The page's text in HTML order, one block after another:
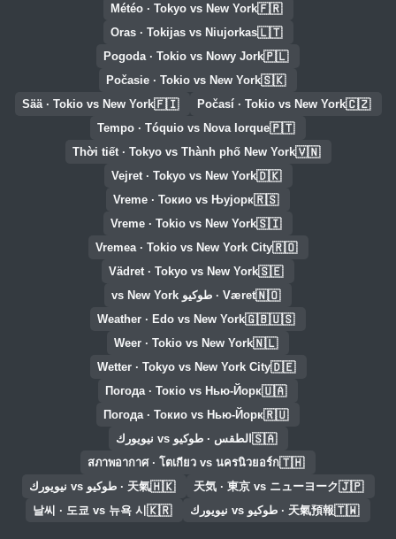
🇫🇷
Météo · Tokyo vs New York
🇱🇹
Oras · Tokijas vs Niujorkas
🇵🇱
Pogoda · Tokio vs Nowy Jork
🇸🇰
Počasie · Tokio vs New York
🇨🇿
Počasí · Tokio vs New York
🇫🇮
Sää · Tokio vs New York
🇵🇹
Tempo · Tóquio vs Nova Iorque
🇻🇳
Thời tiết · Tokyo vs Thành phố New York
🇩🇰
Vejret · Tokyo vs New York
🇷🇸
Vreme · Токио vs Њујорк
🇸🇮
Vreme · Tokio vs New York
🇷🇴
Vremea · Tokio vs New York City
🇸🇪
Vädret · Tokyo vs New York
🇳🇴Været · طوكيو vs New York
🇬🇧🇺🇸
Weather · Edo vs New York
🇳🇱
Weer · Tokio vs New York
🇩🇪
Wetter · Tokyo vs New York City
🇺🇦
Погода · Токіо vs Нью-Йорк
🇷🇺
Погода · Токио vs Нью-Йорк
🇸🇦 الطقس · طوكيو vs نيويورك
🇹🇭
สภาพอากาศ · โตเกียว vs นครนิวยอร์ก
🇯🇵
天気 · 東京 vs ニューヨーク
🇭🇰天氣 · طوكيو vs نيويورك
🇹🇼天氣預報 · طوكيو vs نيويورك 🇰🇷
날씨 · 도쿄 vs 뉴욕 시